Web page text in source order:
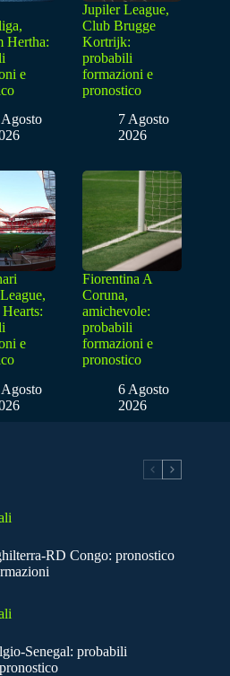
Hertha:
e
Agosto
Jupiler League,
Club Brugge
Kortrijk:
probabili
formazioni e
pronostico
7 Agosto
2026
e
Fiorentina A
Coruna,
amichevole:
probabili
formazioni e
pronostico
6 Agosto
2026
RD Congo: pronostico
Senegal: probabili